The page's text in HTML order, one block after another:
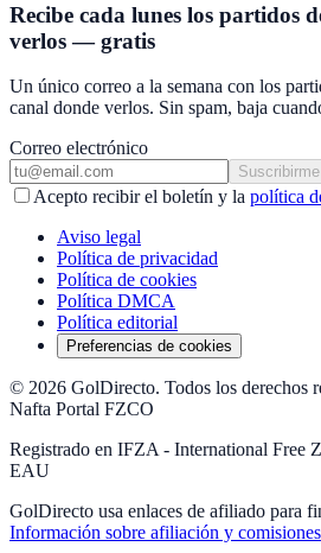
Recibe cada lunes los partidos
verlos — gratis
Un único correo a la semana con los
canal donde verlos. Sin spam, baja
Correo electrónico
Suscribirme
Acepto recibir el boletín y la política
Aviso legal
Política de privacidad
Política de cookies
Política DMCA
Política editorial
Preferencias de cookies
© 2026 GolDirecto. Todos los derechos
Nafta Portal FZCO
Registrado en IFZA - International Free
EAU
GolDirecto usa enlaces de afiliado para
Información sobre afiliación y comisiones